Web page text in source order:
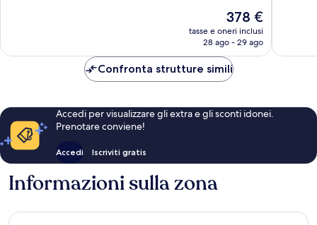
Il
prezzo
attuale
378 €
378 €
tasse e oneri inclusi
28 ago - 29 ago
Confronta strutture simili
Accedi per visualizzare gli extra e gli sconti idonei.
Prenotare conviene!
Accedi Iscriviti gratis
Informazioni sulla zona